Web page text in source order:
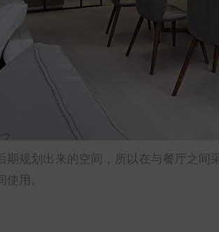
期规划出来的空间，所以在与餐厅之
用。